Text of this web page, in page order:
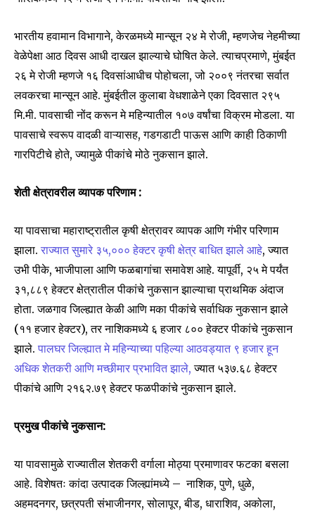
भारतीय हवामान विभागाने, केरळमध्ये मान्सून २४ मे रोजी, म्हणजेच नेहमीच्या
वेळेपेक्षा आठ दिवस आधी दाखल झाल्याचे घोषित केले. त्याचप्रमाणे, मुंबईत
२६ मे रोजी म्हणजे १६ दिवसांआधीच पोहोचला, जो २००९ नंतरचा सर्वात
लवकरचा मान्सून आहे. मुंबईतील कुलाबा वेधशाळेने एका दिवसात २९५
मि.मी. पावसाची नोंद करून मे महिन्यातील १०७ वर्षांचा विक्रम मोडला. या
पावसाचे स्वरूप वादळी वाऱ्यासह, गडगडाटी पाऊस आणि काही ठिकाणी
गारपिटीचे होते, ज्यामुळे पीकांचे मोठे नुकसान झाले.
शेती क्षेत्रावरील व्यापक परिणाम :
या पावसाचा महाराष्ट्रातील कृषी क्षेत्रावर व्यापक आणि गंभीर परिणाम
झाला. राज्यात सुमारे ३५,००० हेक्टर कृषी क्षेत्र बाधित झाले आहे, ज्यात
उभी पीके, भाजीपाला आणि फळबागांचा समावेश आहे. यापूर्वी, २५ मे पर्यंत
३१,८८९ हेक्टर क्षेत्रातील पीकांचे नुकसान झाल्याचा प्राथमिक अंदाज
होता. जळगाव जिल्ह्यात केळी आणि मका पीकांचे सर्वाधिक नुकसान झाले
(११ हजार हेक्टर), तर नाशिकमध्ये ६ हजार ८०० हेक्टर पीकांचे नुकसान
झाले. पालघर जिल्ह्यात मे महिन्याच्या पहिल्या आठवड्यात ९ हजार हून
अधिक शेतकरी आणि मच्छीमार प्रभावित झाले, ज्यात ५३७.६८ हेक्टर
पीकांचे आणि २१६२.७९ हेक्टर फळपीकांचे नुकसान झाले.
प्रमुख पीकांचे नुकसान:
या पावसामुळे राज्यातील शेतकरी वर्गाला मोठ्या प्रमाणावर फटका बसला
आहे. विशेषतः कांदा उत्पादक जिल्ह्यांमध्ये – नाशिक, पुणे, धुळे,
अहमदनगर, छत्रपती संभाजीनगर, सोलापूर, बीड, धाराशिव, अकोला,